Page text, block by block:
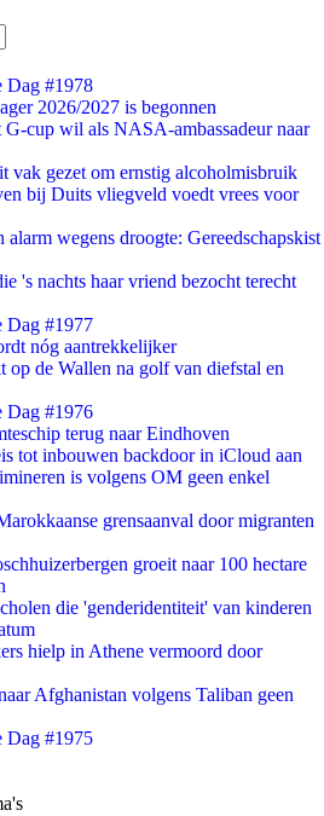
Dag #1978
2026/2027 is begonnen
cup wil als NASA-ambassadeur naar
vak gezet om ernstig alcoholmisbruik
bij Duits vliegveld voedt vrees voor
alarm wegens droogte: Gereedschapskist
's nachts haar vriend bezocht terecht
Dag #1977
nóg aantrekkelijker
op de Wallen na golf van diefstal en
Dag #1976
terug naar Eindhoven
tot inbouwen backdoor in iCloud aan
is volgens OM geen enkel
grensaanval door migranten
groeit naar 100 hectare
die 'genderidentiteit' van kinderen
hielp in Athene vermoord door
Afghanistan volgens Taliban geen
Dag #1975